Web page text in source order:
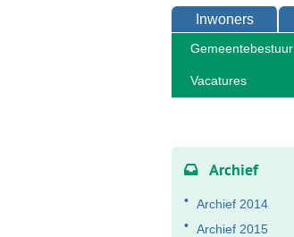
Inwoners
Gemeentebestuur
Vacatures
Home Bestuur
Archief
Archief 2014
Archief 2015